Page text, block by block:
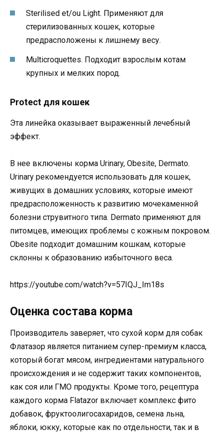
Sterilised et/ou Light. Применяют для
стерилизованных кошек, которые
предрасположены к лишнему весу.
Multicroquettes. Подходит взрослым котам
крупных и мелких пород.
Protect для кошек
Эта линейка оказывает выраженный лечебный
эффект.
В нее включены корма Urinary, Obesite, Dermato.
Urinary рекомендуется использовать для кошек,
живущих в домашних условиях, которые имеют
предрасположенность к развитию мочекаменной
болезни струвитного типа. Dermato применяют для
питомцев, имеющих проблемы с кожным покровом.
Obesite подходит домашним кошкам, которые
склонны к образованию избыточного веса.
https://youtube.com/watch?v=57IQJ_Im18s
Оценка состава корма
Производитель заверяет, что сухой корм для собак
Флатазор является питанием супер-премиум класса,
который богат мясом, ингредиентами натурального
происхождения и не содержит таких компонентов,
как соя или ГМО продукты. Кроме того, рецептура
каждого корма Flatazor включает комплекс фито
добавок, фруктоолигосахаридов, семена льна,
яблоки, юкку, которые как по отдельности, так и в